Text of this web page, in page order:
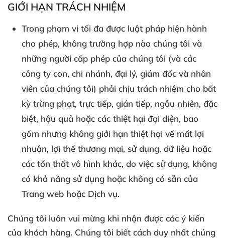
GIỚI HẠN TRÁCH NHIỆM
Trong phạm vi tối đa được luật pháp hiện hành
cho phép, không trường hợp nào chúng tôi và
những người cấp phép của chúng tôi (và các
công ty con, chi nhánh, đại lý, giám đốc và nhân
viên của chúng tôi) phải chịu trách nhiệm cho bất
kỳ trừng phạt, trực tiếp, gián tiếp, ngẫu nhiên, đặc
biệt, hậu quả hoặc các thiệt hại đại diện, bao
gồm nhưng không giới hạn thiệt hại về mất lợi
nhuận, lợi thế thương mại, sử dụng, dữ liệu hoặc
các tổn thất vô hình khác, do việc sử dụng, không
có khả năng sử dụng hoặc không có sẵn của
Trang web hoặc Dịch vụ.
Chúng tôi luôn vui mừng khi nhận được các ý kiến
của khách hàng. Chúng tôi biết cách duy nhất chúng